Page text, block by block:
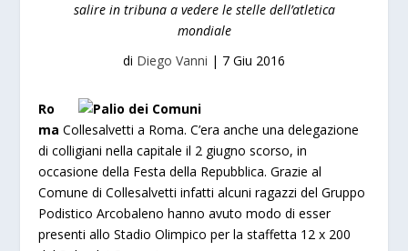
salire in tribuna a vedere le stelle dell’atletica
mondiale
di Diego Vanni | 7 Giu 2016
Ro
maCollesalvetti a Roma. C’era anche una delegazione
di colligiani nella capitale il 2 giugno scorso, in
occasione della Festa della Repubblica. Grazie al
Comune di Collesalvetti infatti alcuni ragazzi del Gruppo
Podistico Arcobaleno hanno avuto modo di esser
presenti allo Stadio Olimpico per la staffetta 12 x 200